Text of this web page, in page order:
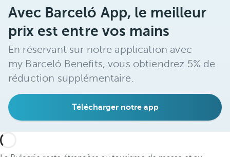
Avec Barceló App, le meilleur
prix est entre vos mains
En réservant sur notre application avec
my Barceló Benefits, vous obtiendrez 5% de
réduction supplémentaire.
Télécharger notre app